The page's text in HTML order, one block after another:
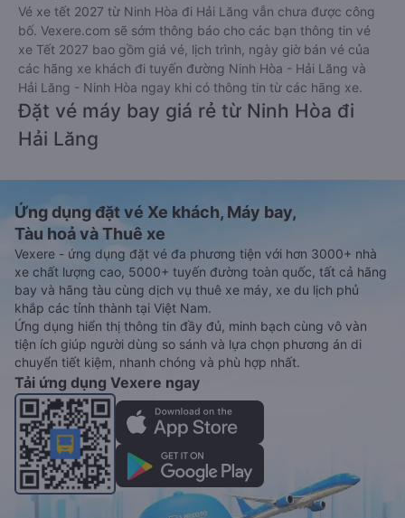
Vé xe tết 2027 từ Ninh Hòa đi Hải Lăng vẫn chưa được công
bố. Vexere.com sẽ sớm thông báo cho các bạn thông tin vé
xe Tết 2027 bao gồm giá vé, lịch trình, ngày giờ bán vé của
các hãng xe khách đi tuyến đường Ninh Hòa - Hải Lăng và
Hải Lăng - Ninh Hòa ngay khi có thông tin từ các hãng xe.
Đặt vé máy bay giá rẻ từ Ninh Hòa đi
Hải Lăng
Ứng dụng đặt vé Xe khách, Máy bay,
Tàu hoả và Thuê xe
Vexere - ứng dụng đặt vé đa phương tiện với hơn 3000+ nhà
xe chất lượng cao, 5000+ tuyến đường toàn quốc, tất cả hãng
bay và hãng tàu cùng dịch vụ thuê xe máy, xe du lịch phủ
khắp các tỉnh thành tại Việt Nam.
Ứng dụng hiển thị thông tin đầy đủ, minh bạch cùng vô vàn
tiện ích giúp người dùng so sánh và lựa chọn phương án di
chuyển tiết kiệm, nhanh chóng và phù hợp nhất.
Tải ứng dụng Vexere ngay